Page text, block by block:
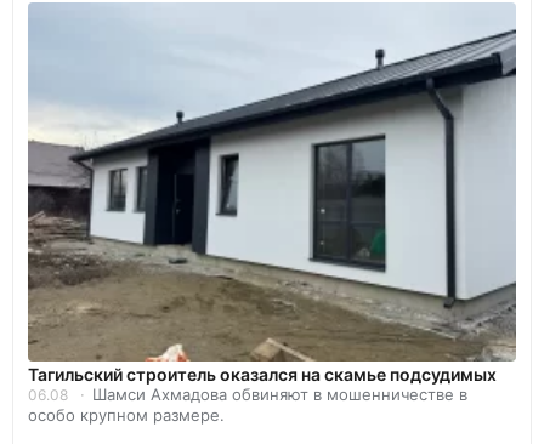
Тагильский строитель оказался на скамье подсудимых
06.08
Шамси Ахмадова обвиняют в мошенничестве в
особо крупном размере.